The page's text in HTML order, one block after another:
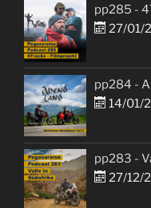
pp285 -
27/01/
pp284 -
14/01/
pp283 -
27/12/